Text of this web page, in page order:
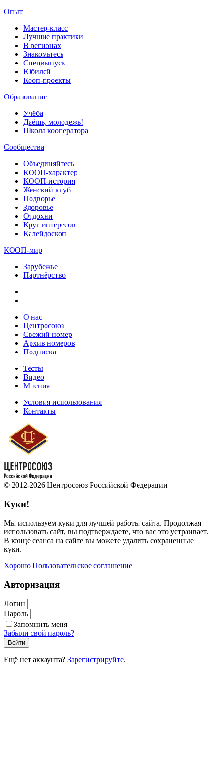
Опыт
Мастер-класс
Лучшие практики
В регионах
Знакомьтесь
Спецвыпуск
Юбилей
Кооп-проекты
Образование
Учёба
Даёшь, молодежь!
Школа кооператора
Сообщества
Объединяйтесь
КООП-характер
КООП-история
Женский клуб
Подворье
Здоровье
Отдохни
Круг интересов
Калейдоскоп
КООП-мир
Зарубежье
Партнёрство
О нас
Центросоюз
Свежий номер
Архив номеров
Подписка
Тесты
Видео
Мнения
Условия использования
Контакты
© 2012-2026 Центросоюз Российской Федерации
Куки!
Мы используем куки для лучшей работы сайта. Продолжая
использовать сайт, вы подтверждаете, что вас это устраивает.
В конце сеанса на сайте вы можете удалить сохраненные
куки.
Хорошо Пользовательское соглашение
Авторизация
Логин
Пароль
Запомнить меня
Забыли свой пароль?
Войти
Ещё нет аккаунта? Зарегистрируйте.